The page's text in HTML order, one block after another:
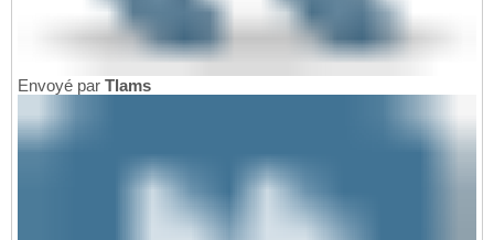
Envoyé par Tlams